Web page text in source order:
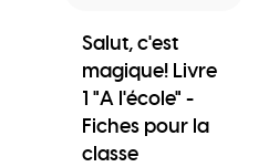
Salut, c'est
magique! Livre
1 "A l'école" -
Fiches pour la
classe